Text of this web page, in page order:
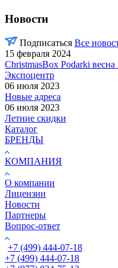
Новости
Подписаться Все
15 февраля 2024
ChristmasBox Podarki
Экспоцентр
06 июля 2023
Новые адреса
06 июля 2023
Летние скидки
Каталог
БРЕНДЫ
КОМПАНИЯ
О компании
Лицензии
Новости
Партнеры
Вопрос-ответ
+7 (499) 444-07-18
+7 (499) 444-07-18